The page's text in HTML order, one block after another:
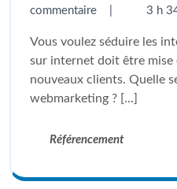
commentaire
3 h
Vous voulez séduire les internautes ? Votre présence
sur internet doit être
nouveaux clients. Quelle
webmarketing ? [...]
Référencement